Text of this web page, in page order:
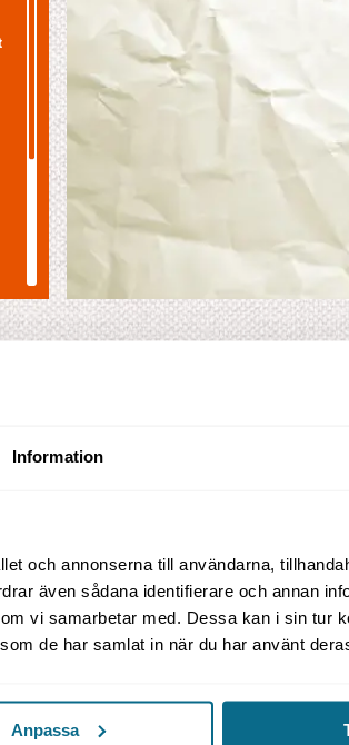
Information
och annonserna till användarna,
även sådana identifierare och annan
vi samarbetar med. Dessa kan i sin tur
de har samlat in när du har använt
Anpassa
Det finns
och Spa. Utnyttja gratis
stationen.
Läs mer